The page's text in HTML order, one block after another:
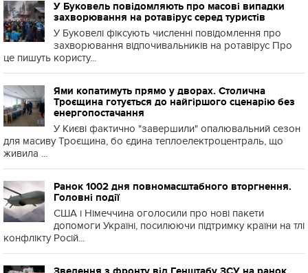
У Буковель повідомляють про масові випадки
захворювання на ротавірус серед туристів
У Буковелі фіксують численні повідомлення про
захворювання відпочивальників на ротавірус Про
це пишуть користу...
Ями копатимуть прямо у дворах. Столична
Троєщина готується до найгіршого сценарію без
енергопостачання
У Києві фактично "завершили" опалювальний сезон
для масиву Троєщина, бо єдина теплоелектроцентраль, що
живила ...
Ранок 1002 дня повномасштабного вторгнення.
Головні події
США і Німеччина оголосили про нові пакети
допомоги Україні, посилюючи підтримку країни на тлі
конфлікту Росій...